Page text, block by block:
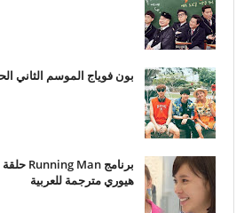
بون فوياج الموسم الثاني الحلقة 1 مترجمة
هيوري مترجمة للعربية